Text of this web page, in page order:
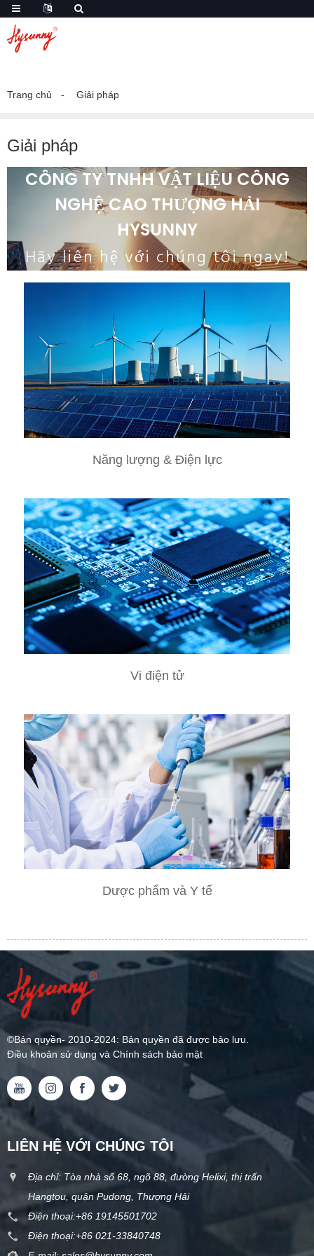
Trang chủ Giải pháp
Giải pháp
CÔNG TY TNHH VẬT LIỆU CÔNG
NGHỆ CAO THƯỢNG HẢI
HYSUNNY
Hãy liên hệ với chúng tôi ngay!
Năng lượng & Điện lực
Vi điện tử
Dược phẩm và Y tế
©Bản quyền- 2010-2024: Bản quyền đã được bảo lưu.
Điều khoản sử dụng và Chính sách bảo mật
LIÊN HỆ VỚI CHÚNG TÔI
Địa chỉ: Tòa nhà số 68, ngõ 88, đường Helixi, thị trấn
Hangtou, quận Pudong, Thượng Hải
Điện thoại:+86 19145501702
Điện thoại:+86 021-33840748